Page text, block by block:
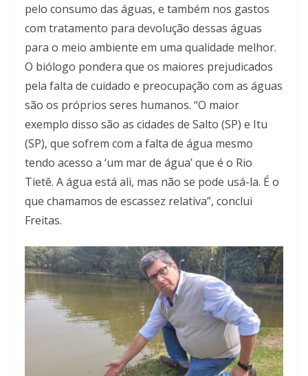
pelo consumo das águas, e também nos gastos
com tratamento para devolução dessas águas
para o meio ambiente em uma qualidade melhor.
O biólogo pondera que os maiores prejudicados
pela falta de cuidado e preocupação com as águas
são os próprios seres humanos. “O maior
exemplo disso são as cidades de Salto (SP) e Itu
(SP), que sofrem com a falta de água mesmo
tendo acesso a ‘um mar de água’ que é o Rio
Tietê. A água está ali, mas não se pode usá-la. É o
que chamamos de escassez relativa”, conclui
Freitas.